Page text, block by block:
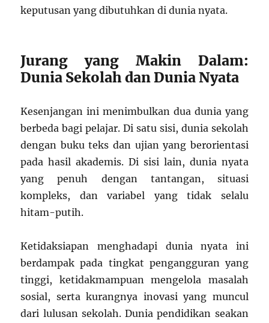
keputusan yang dibutuhkan di dunia nyata.
Jurang yang Makin Dalam:
Dunia Sekolah dan Dunia Nyata
Kesenjangan ini menimbulkan dua dunia yang
berbeda bagi pelajar. Di satu sisi, dunia sekolah
dengan buku teks dan ujian yang berorientasi
pada hasil akademis. Di sisi lain, dunia nyata
yang penuh dengan tantangan, situasi
kompleks, dan variabel yang tidak selalu
hitam-putih.
Ketidaksiapan menghadapi dunia nyata ini
berdampak pada tingkat pengangguran yang
tinggi, ketidakmampuan mengelola masalah
sosial, serta kurangnya inovasi yang muncul
dari lulusan sekolah. Dunia pendidikan seakan